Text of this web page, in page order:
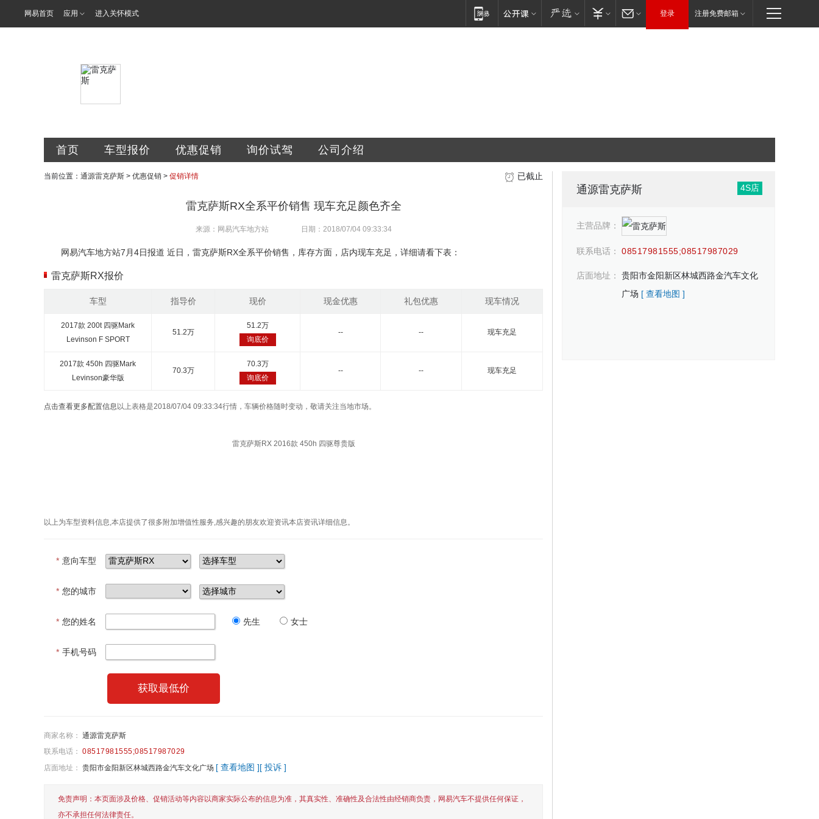
网易首页 应用 进入关怀模式 登录 注册免费邮箱
首页 车型报价 优惠促销 询价试驾 公司介绍
当前位置： 通源雷克萨斯 > 优惠促销 > 促销详情 已截止
雷克萨斯RX全系平价销售 现车充足颜色齐全
来源：网易汽车地方站 日期：2018/07/04 09:33:34
网易汽车地方站7月4日报道 近日，雷克萨斯RX全系平价销售，库存方面，店内现车充足，详细请看下表：
雷克萨斯RX报价
车型 指导价 现价 现金优惠 礼包优惠 现车情况
2017款 200t 四驱Mark
Levinson F SPORT
51.2万
51.2万
询底价
-- -- 现车充足
2017款 450h 四驱Mark
Levinson豪华版
70.3万
70.3万
询底价
-- -- 现车充足
点击查看更多配置信息 以上表格是2018/07/04 09:33:34行情，车辆价格随时变动，敬请关注当地市场。
雷克萨斯RX 2016款 450h 四驱尊贵版
以上为车型资料信息,本店提供了很多附加增值性服务,感兴趣的朋友欢迎资讯本店资讯详细信息。
* 意向车型
* 您的城市
* 您的姓名 先生 女士
* 手机号码
获取最低价
商家名称： 通源雷克萨斯
联系电话： 08517981555;08517987029
店面地址： 贵阳市金阳新区林城西路金汽车文化广场 [ 查看地图 ][ 投诉 ]
免责声明：本页面涉及价格、促销活动等内容以商家实际公布的信息为准，其真实性、准确性及合法性由经销商负责，网易汽车不提供任何保证，
亦不承担任何法律责任。
通源雷克萨斯 4S店
主营品牌：
联系电话： 08517981555;08517987029
店面地址：
贵阳市金阳新区林城西路金汽车文化
广场 [ 查看地图 ]